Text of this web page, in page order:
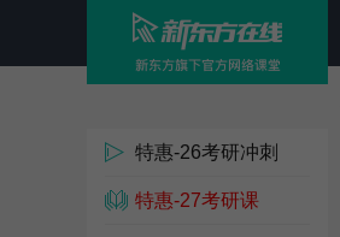
特惠-26考研冲刺
特惠-27考研课